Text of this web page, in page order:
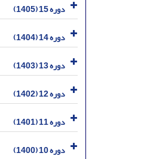
دوره 15 (1405)
دوره 14 (1404)
دوره 13 (1403)
دوره 12 (1402)
دوره 11 (1401)
دوره 10 (1400)